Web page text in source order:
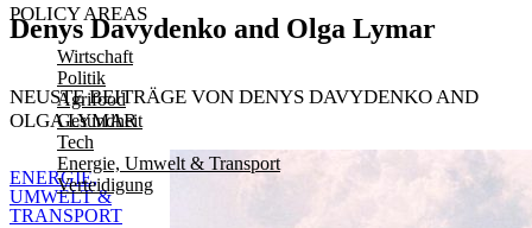
POLICY AREAS
Wirtschaft
Politik
Agrifood
Gesundheit
Tech
Energie, Umwelt & Transport
Verteidigung
Denys Davydenko and Olga Lymar
NEUSTE BEITRÄGE VON DENYS DAVYDENKO AND
OLGA LYMAR
ENERGIE,
UMWELT &
TRANSPORT